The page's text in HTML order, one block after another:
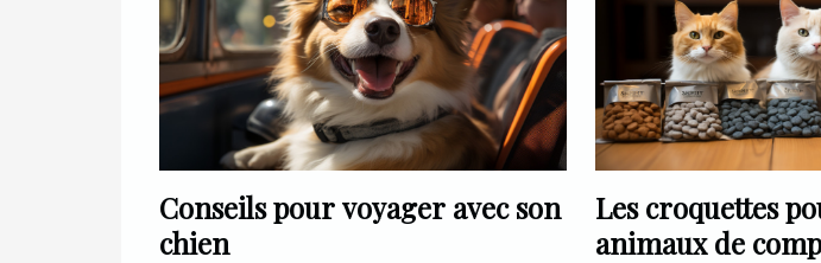
Conseils pour voyager avec son
chien
Les croquettes
animaux de